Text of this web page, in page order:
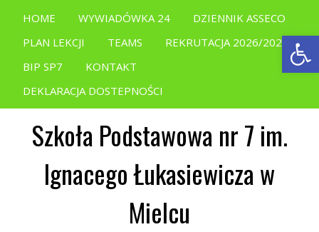
HOME WYWIADÓWKA 24
DZIENNIK ASSECO
PLAN LEKCJI
TEAMS
REKRUTACJA 2026/2027
BIP SP7
KONTAKT
DEKLARACJA DOSTEPNOŚCI
Szkoła Podstawowa nr 7 im.
Ignacego Łukasiewicza w
Mielcu